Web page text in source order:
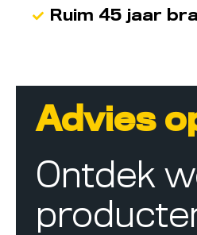
Ruim 45 jaar
Advies
Ontdek